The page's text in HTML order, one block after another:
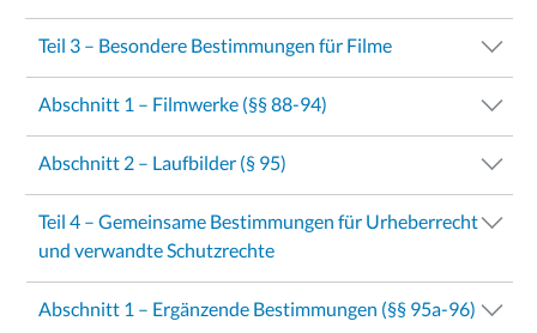
Teil 3 – Besondere Bestimmungen für Filme
Abschnitt 1 – Filmwerke (§§ 88-94)
Abschnitt 2 – Laufbilder (§ 95)
Teil 4 – Gemeinsame Bestimmungen für Urheberrecht
und verwandte Schutzrechte
Abschnitt 1 – Ergänzende Bestimmungen (§§ 95a-96)